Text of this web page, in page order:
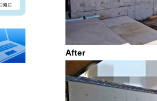
After